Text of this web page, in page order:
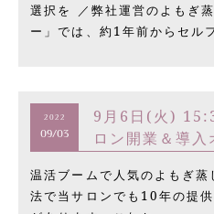
選択を ／弊社運営のよもぎ
ー」では、約1年前からセル
2022
09/03
9月6日(火)
ロン開業＆導
温活ブームで人気のよもぎ
法で当サロンでも10年の提